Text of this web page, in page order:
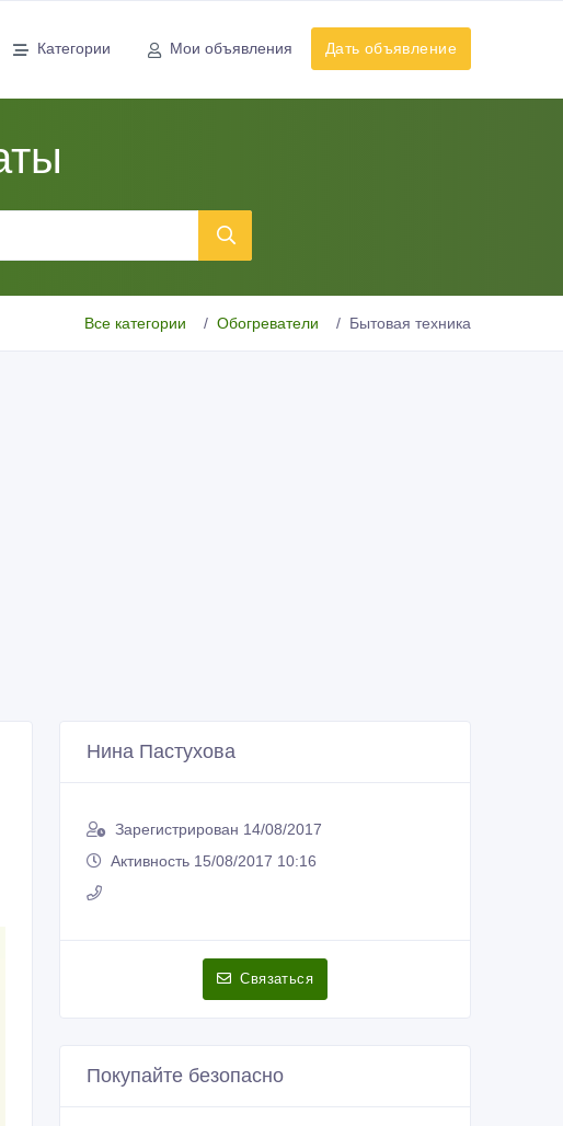
Категории Мои объявления Дать объявление
Все категории Обогреватели Бытовая техника
Нина Пастухова
Зарегистрирован 14/08/2017
Активность 15/08/2017 10:16
Связаться
Покупайте безопасно